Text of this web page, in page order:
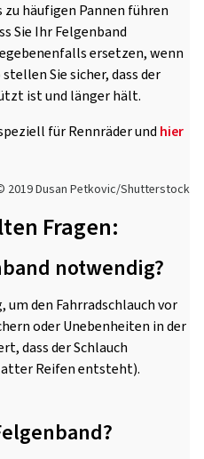
häufigen Pannen führen
Sie Ihr Felgenband
ersetzen, wenn
Sie sicher, dass der
ist und länger hält.
für Rennräder und hier
2019 Dusan Petkovic/Shutterstock
Fragen:
notwendig?
den Fahrradschlauch vor
oder Unebenheiten in der
dass der Schlauch
Reifen entsteht).